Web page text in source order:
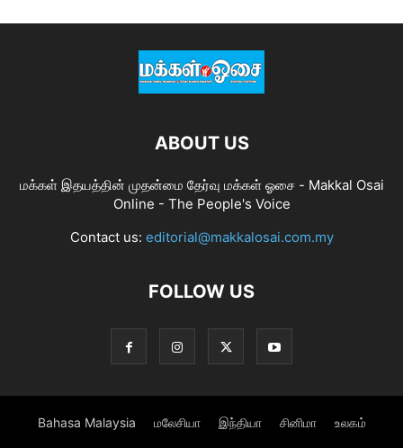
ABOUT US
மக்கள் இதயத்தின் முதன்மை தேர்வு மக்கள் ஓசை - Makkal Osai
Online - The People's Voice
Contact us: editorial@makkalosai.com.my
FOLLOW US
Bahasa Malaysia மலேசியா இந்தியா சினிமா உலகம்